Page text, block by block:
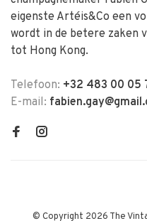
eigenste Artéis&Co een
wordt in de betere zaken
tot Hong Kong.
Telefoon: +32 483 00 05
E-mail:
© Copyright 2026 The